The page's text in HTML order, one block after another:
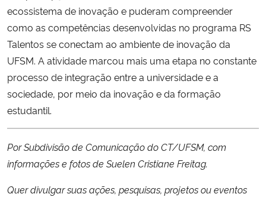
ecossistema de inovação e puderam compreender
como as competências desenvolvidas no programa RS
Talentos se conectam ao ambiente de inovação da
UFSM. A atividade marcou mais uma etapa no constante
processo de integração entre a universidade e a
sociedade, por meio da inovação e da formação
estudantil.
Por Subdivisão de Comunicação do CT/UFSM, com
informações e fotos de Suelen Cristiane Freitag.
Quer divulgar suas ações, pesquisas, projetos ou eventos